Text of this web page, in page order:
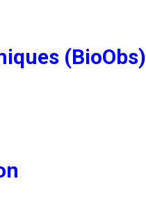
(BioObs)